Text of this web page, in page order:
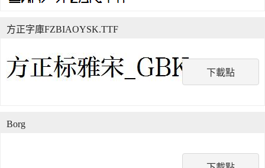
下載點
方正字庫FZBIAOYSK.TTF
Borg